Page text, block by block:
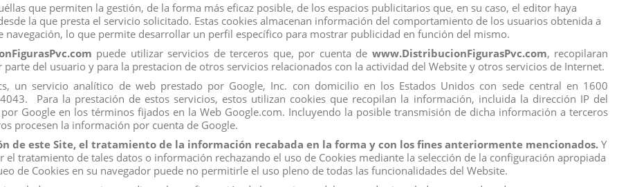
Mi Cuenta Contact us
que permiten la gestión, de la forma más eficaz posible, de los espacios publicitarios que, en su caso, el editor haya
la que presta el servicio solicitado. Estas cookies almacenan información del comportamiento de los usuarios obtenida a
navegación, lo que permite desarrollar un perfil específico para mostrar publicidad en función del mismo.
puede utilizar servicios de terceros que, por cuenta de www.DistribucionFigurasPvc.com, recopilaran
del usuario y para la prestacion de otros servicios relacionados con la actividad del Website y otros servicios de Internet.
un servicio analítico de web prestado por Google, Inc. con domicilio en los Estados Unidos con sede central en 1600
Para la prestación de estos servicios, estos utilizan cookies que recopilan la información, incluida la dirección IP del
Google en los términos fijados en la Web Google.com. Incluyendo la posible transmisión de dicha información a terceros
procesen la información por cuenta de Google.
de este Site, el tratamiento de la información recabada en la forma y con los fines anteriormente mencionados. Y
tratamiento de tales datos o información rechazando el uso de Cookies mediante la selección de la configuración apropiada
de Cookies en su navegador puede no permitirle el uso pleno de todas las funcionalidades del Website.